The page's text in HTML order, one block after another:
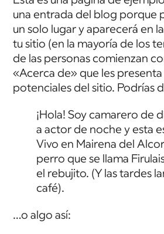
una entrada del blog porque
un solo lugar y aparecerá en
tu sitio (en la mayoría de los
de las personas comienzan
«Acerca de» que les
potenciales del sitio. Podrías
¡Hola! Soy camarero de
a actor de noche y esta
Vivo en Mairena del
perro que se llama
el rebujito. (Y las tardes
café).
…o algo así: